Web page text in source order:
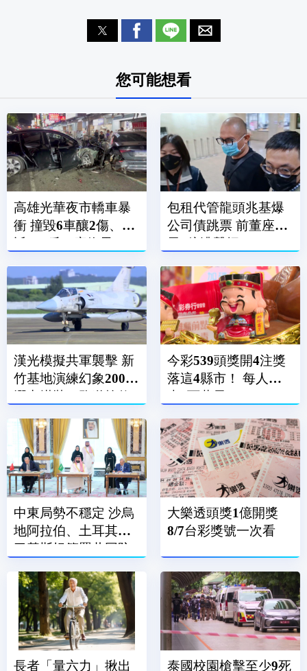
您可能想看
高雄光華夜市轎車暴
衝 撞毀6車釀2傷、附
近600戶一度停電
包租代管龍頭兆基爆
公司債跳票 前董座涉
吞7億遭聲押
漢光模擬共軍襲擊 新
竹基地演練幻象2000
潛力掛裝、跑道搶修
今彩539頭獎開4注獎
落這4縣市！ 每人抱
走6百萬元
中東局勢不穩定 沙烏
地阿拉伯、土耳其、
巴基斯坦簽署共同防
大樂透頭獎1億開獎
8/7台彩獎號一次看
長者「量六力」揪出 泰國校園槍擊至少9死